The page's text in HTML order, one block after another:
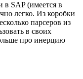
в SAP (имеется в
легко. Из коробки
парсеров из
в своих
про инерцию